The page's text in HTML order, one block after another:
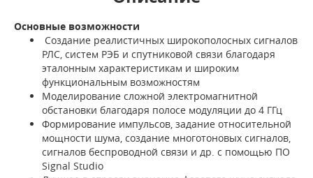
Основные возможности
Создание реалистичных широкополосных сигналов
РЛС, систем РЭБ и спутниковой связи благодаря
эталонным характеристикам и широким
функциональным возможностям
Моделирование сложной электромагнитной
обстановки благодаря полосе модуляции до 4 ГГц
Формирование импульсов, задание относительной
мощности шума, создание многотоновых сигналов,
сигналов беспроводной связи и др. с помощью ПО
Signal Studio